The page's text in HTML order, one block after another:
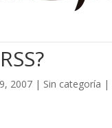
2007 | Sin categoría |